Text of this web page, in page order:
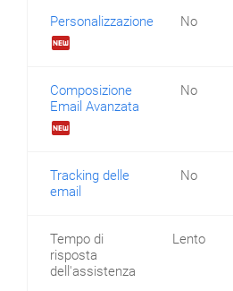
Personalizzazione
fiber_new
No
Composizione
Email Avanzata
fiber_new
No
Tracking delle
email
No
Tempo di
risposta
dell'assistenza
Lento